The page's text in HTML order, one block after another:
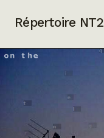
Répertoire NT2